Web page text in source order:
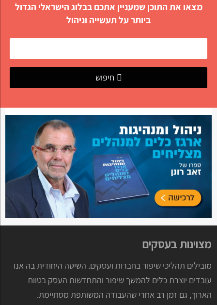
מצאו את התוכן שמעניין אתכם בבלוג הישראלי הגדול
ביותר על תעשייה וניהול
חיפוש
מצוינות בעסקים
מובילים תהליכי שיפור בחברות ועסקים. השיטה היחודית בה אנו
עובדים יוצרת כלים להמשך שיפור והתחדשות העסק בטווח
הארוך, גם זמן רב אחרי שהעבודה המשותפת מסתיימת.